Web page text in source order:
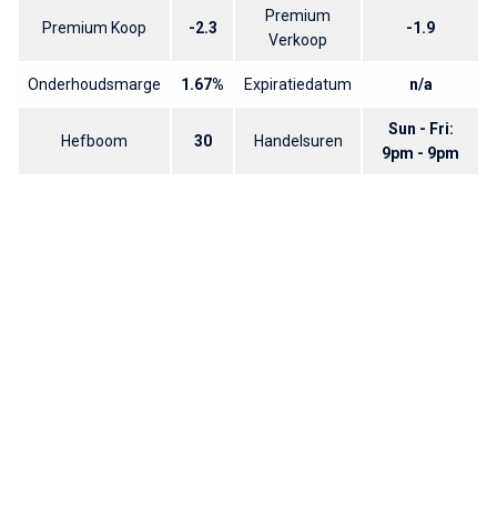
Premium Koop -2.3
Premium
Verkoop
-1.9
Onderhoudsmarge 1.67% Expiratiedatum n/a
Hefboom 30 Handelsuren
Sun - Fri:
9pm - 9pm